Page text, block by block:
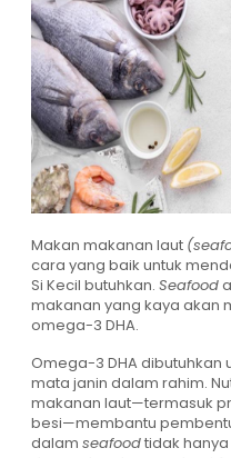
Makan makanan laut
cara yang baik untuk
Si Kecil butuhkan. Seafood
makanan yang kaya akan
omega-3 DHA.
Omega-3 DHA
mata janin dalam rahim.
makanan laut—termasuk
besi—membantu
dalam seafoodtidak